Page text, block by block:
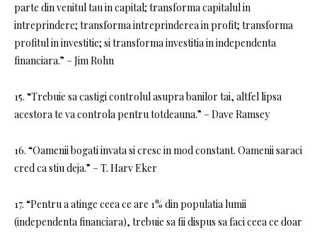
parte din venitul tau in capital; transforma capitalul in
intreprindere; transforma intreprinderea in profit; transforma
profitul in investitie; si transforma investitia in independenta
financiara.” – Jim Rohn
15. “Trebuie sa castigi controlul asupra banilor tai, altfel lipsa
acestora te va controla pentru totdeauna.” – Dave Ramsey
16. “Oamenii bogati invata si cresc in mod constant. Oamenii saraci
cred ca stiu deja.” – T. Harv Eker
17. “Pentru a atinge ceea ce are 1% din populatia lumii
(independenta financiara), trebuie sa fii dispus sa faci ceea ce doar